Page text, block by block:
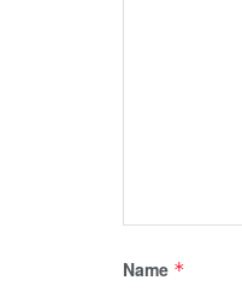
Name *